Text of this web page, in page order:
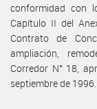
conformidad con
Capítulo II del
Contrato de
ampliación,
Corredor N° 18,
septiembre de 1996.